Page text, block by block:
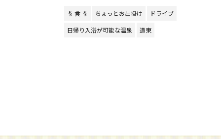
§ 食 § ちょっとお出掛け
ドライブ
日帰り入浴が可能な温泉
道東